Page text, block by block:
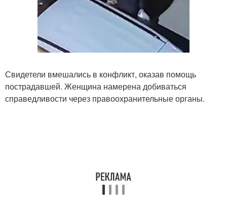
Свидетели вмешались в конфликт, оказав помощь
пострадавшей. Женщина намерена добиваться
справедливости через правоохранительные органы.